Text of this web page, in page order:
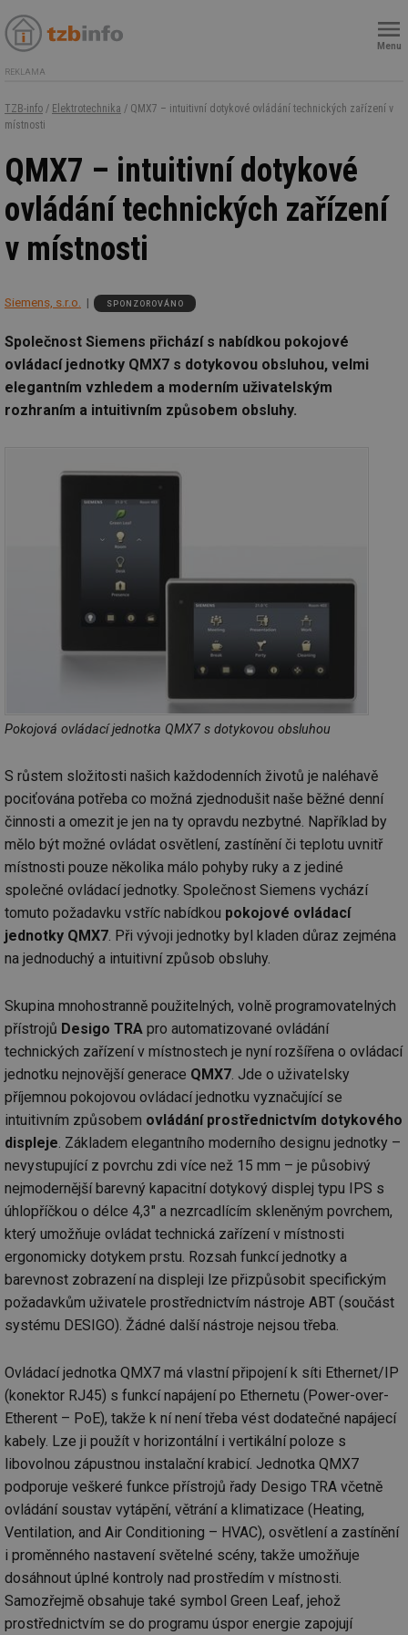
Menu
REKLAMA
TZB-info / Elektrotechnika / QMX7 – intuitivní dotykové ovládání technických zařízení v
místnosti
QMX7 – intuitivní dotykové
ovládání technických zařízení
v místnosti
Siemens, s.r.o. SPONZOROVÁNO
Společnost Siemens přichází s nabídkou pokojové
ovládací jednotky QMX7 s dotykovou obsluhou, velmi
elegantním vzhledem a moderním uživatelským
rozhraním a intuitivním způsobem obsluhy.
Pokojová ovládací jednotka QMX7 s dotykovou obsluhou
S růstem složitosti našich každodenních životů je naléhavě
pociťována potřeba co možná zjednodušit naše běžné denní
činnosti a omezit je jen na ty opravdu nezbytné. Například by
mělo být možné ovládat osvětlení, zastínění či teplotu uvnitř
místnosti pouze několika málo pohyby ruky a z jediné
společné ovládací jednotky. Společnost Siemens vychází
tomuto požadavku vstříc nabídkou pokojové ovládací
jednotky QMX7. Při vývoji jednotky byl kladen důraz zejména
na jednoduchý a intuitivní způsob obsluhy.
Skupina mnohostranně použitelných, volně programovatelných
přístrojů Desigo TRA pro automatizované ovládání
technických zařízení v místnostech je nyní rozšířena o ovládací
jednotku nejnovější generace QMX7. Jde o uživatelsky
příjemnou pokojovou ovládací jednotku vyznačující se
intuitivním způsobem ovládání prostřednictvím dotykového
displeje. Základem elegantního moderního designu jednotky –
nevystupující z povrchu zdi více než 15 mm – je působivý
nejmodernější barevný kapacitní dotykový displej typu IPS s
úhlopříčkou o délce 4,3" a nezrcadlícím skleněným povrchem,
který umožňuje ovládat technická zařízení v místnosti
ergonomicky dotykem prstu. Rozsah funkcí jednotky a
barevnost zobrazení na displeji lze přizpůsobit specifickým
požadavkům uživatele prostřednictvím nástroje ABT (součást
systému DESIGO). Žádné další nástroje nejsou třeba.
Ovládací jednotka QMX7 má vlastní připojení k síti Ethernet/IP
(konektor RJ45) s funkcí napájení po Ethernetu (Power-over-
Etherent – PoE), takže k ní není třeba vést dodatečné napájecí
kabely. Lze ji použít v horizontální i vertikální poloze s
libovolnou zápustnou instalační krabicí. Jednotka QMX7
podporuje veškeré funkce přístrojů řady Desigo TRA včetně
ovládání soustav vytápění, větrání a klimatizace (Heating,
Ventilation, and Air Conditioning – HVAC), osvětlení a zastínění
i proměnného nastavení světelné scény, takže umožňuje
dosáhnout úplné kontroly nad prostředím v místnosti.
Samozřejmě obsahuje také symbol Green Leaf, jehož
prostřednictvím se do programu úspor energie zapojují